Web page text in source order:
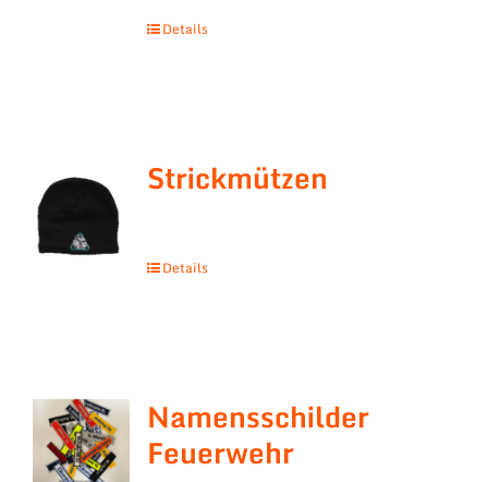
Details
Strickmützen
Details
Namensschilder
Feuerwehr